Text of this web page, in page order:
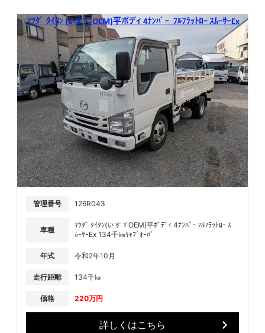
管理番号 126R043
車種
ﾏﾂﾀﾞ ﾀｲﾀﾝ(いすゞOEM)平ﾎﾞﾃﾞｨ 4ﾅﾝﾊﾞｰ ﾌﾙﾌﾗｯﾄﾛｰ ｽ
ﾑｰｻｰEx 134千㎞ｷｬﾌﾞｵｰﾊﾞ
年式 令和2年10月
走行距離 134千㎞
価格 220万円
詳しくはこちら